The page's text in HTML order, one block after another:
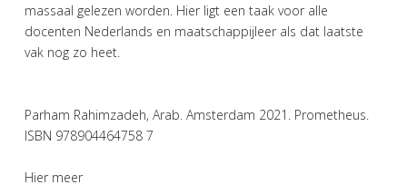
massaal gelezen worden. Hier ligt een taak voor alle
docenten Nederlands en maatschappijleer als dat laatste
vak nog zo heet.
Parham Rahimzadeh, Arab. Amsterdam 2021. Prometheus.
ISBN 978904464758 7
Hier meer